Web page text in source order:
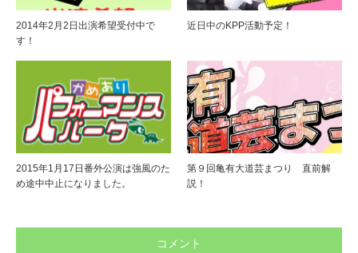
2014年2月2日出演希望受付中で
す！
近日中のKPP活動予定！
2015年1月17日番外公演は強風のた
め途中中止になりました。
第９回亀有大道芸まつり 直前解
説！
コメント